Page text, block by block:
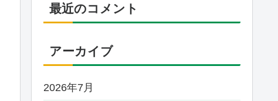
最近のコメント
アーカイブ
2026年7月